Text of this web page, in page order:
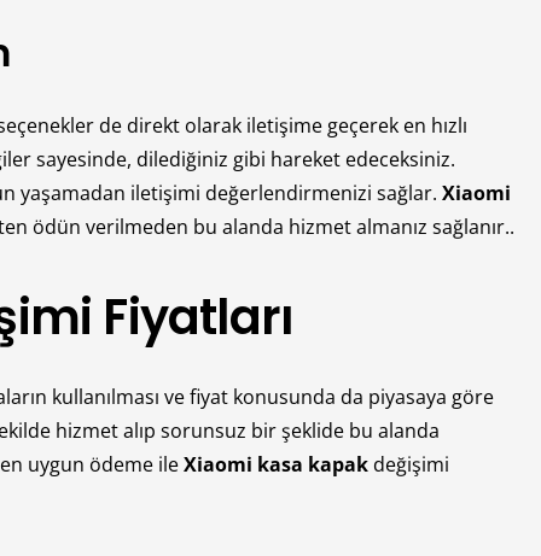
de direkt olarak iletişime geçerek en hızlı
sayesinde, dilediğiniz gibi hareket edeceksiniz.
yaşamadan iletişimi değerlendirmenizi sağlar. Xiaomi
ödün verilmeden bu alanda hizmet almanız sağlanır..
Fiyatları
kullanılması ve fiyat konusunda da piyasaya göre
hizmet alıp sorunsuz bir şeklide bu alanda
uygun ödeme ileXiaomi kasa kapak değişimi